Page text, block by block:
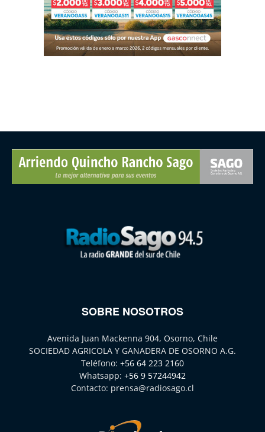
SOBRE NOSOTROS
Avenida Juan Mackenna 904, Osorno, Chile
SOCIEDAD AGRICOLA Y GANADERA DE OSORNO A.G.
Teléfono: +56 64 223 2160
Whatsapp: +56 9 57244942
Contacto: prensa@radiosago.cl